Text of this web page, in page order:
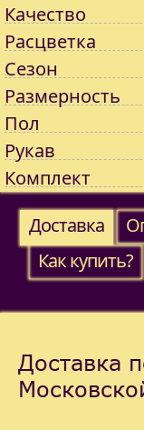
Качество
Расцветка
Сезон
Размерность
Пол
Рукав
Комплект
Доставка
Как купить?
Доставка